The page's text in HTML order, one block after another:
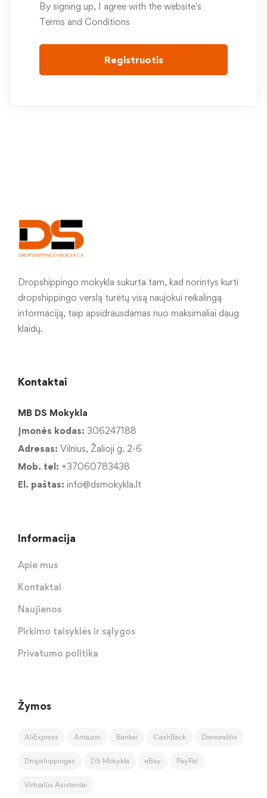
By signing up, I agree with the website's
Terms and Conditions
Registruotis
Dropshippingo mokykla sukurta tam, kad norintys kurti
dropshippingo verslą turėtų visą naujokui reikalingą
informaciją, taip apsidrausdamas nuo maksimaliai daug
klaidų.
Kontaktai
MB DS Mokykla
Įmonės kodas: 306247188
Adresas: Vilnius, Žalioji g. 2-6
Mob. tel: +37060783438
El. paštas: info@dsmokykla.lt
Informacija
Apie mus
Kontaktai
Naujienos
Pirkimo taisyklės ir sąlygos
Privatumo politika
Žymos
AliExpress Amazon Bankai CashBack Dienoraštis
Dropshippingas DS Mokykla eBay PayPal
Virtualūs Asistentai